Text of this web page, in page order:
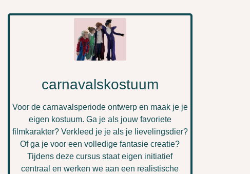
carnavalskostuum
Voor de carnavalsperiode ontwerp en maak je je
eigen kostuum. Ga je als jouw favoriete
filmkarakter? Verkleed je je als je lievelingsdier?
Of ga je voor een volledige fantasie creatie?
Tijdens deze cursus staat eigen initiatief
centraal en werken we aan een realistische